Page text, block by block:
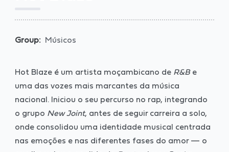
Group: Músicos
Hot Blaze é um artista moçambicano de R&Be
uma das vozes mais marcantes da música
nacional. Iniciou o seu percurso no rap, integrando
o grupo New Joint, antes de seguir carreira a solo,
onde consolidou uma identidade musical centrada
nas emoções e nas diferentes fases do amor — o